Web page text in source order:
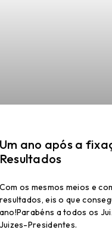
Um ano após a
Resultados
Com os mesmos meios e
resultados, eis o que
ano!Parabéns a todos os
Juizes-Presidentes.